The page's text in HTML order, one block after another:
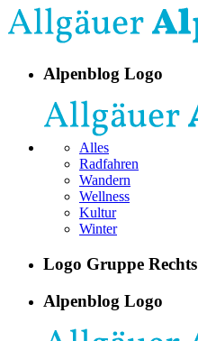
Alpenblog Logo
Alles
Radfahren
Wandern
Wellness
Kultur
Winter
Logo Gruppe Rechts
Alpenblog Logo